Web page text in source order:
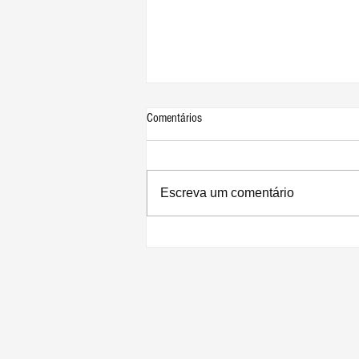
Comentários
Escreva um comentário